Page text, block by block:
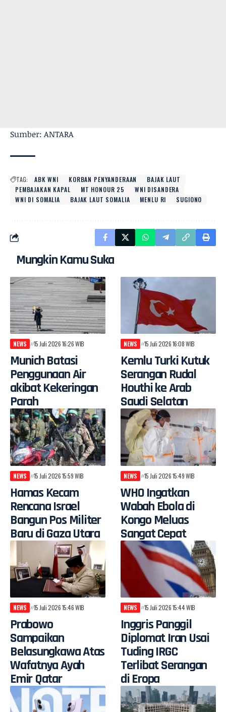
Sumber: ANTARA
TAG: ABK WNI KORBAN PENYANDERAAN
BAJAK LAUT
PEMBAJAKAN KAPAL
MT HONOUR 25
WNI DISANDERA
WNI DI SOMALIA
BAJAK LAUT SOMALIA MENLU RI SUGIONO
Mungkin Kamu Suka
NEWS 15 Juli 2026 16:26 WIB
Munich Batasi
Penggunaan Air
akibat Kekeringan
Parah
NEWS 15 Juli 2026 16:08 WIB
Kemlu Turki Kutuk
Serangan Rudal
Houthi ke Arab
Saudi Selatan
NEWS 15 Juli 2026 15:59 WIB
Hamas Kecam
Rencana Israel
Bangun Pos Militer
Baru di Gaza Utara
NEWS 15 Juli 2026 15:49 WIB
WHO Ingatkan
Wabah Ebola di
Kongo Meluas
Sangat Cepat
NEWS 15 Juli 2026 15:46 WIB
Prabowo
Sampaikan
Belasungkawa Atas
Wafatnya Ayah
Emir Qatar
NEWS 15 Juli 2026 15:44 WIB
Inggris Panggil
Diplomat Iran Usai
Tuding IRGC
Terlibat Serangan
di Eropa